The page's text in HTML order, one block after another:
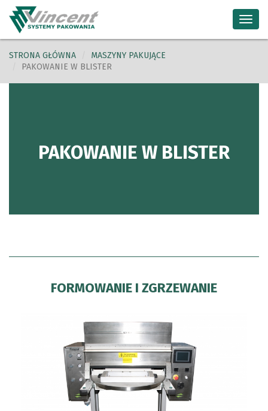
STRONA GŁÓWNA
MASZYNY PAKUJĄCE
PAKOWANIE W BLISTER
PAKOWANIE W BLISTER
FORMOWANIE I ZGRZEWANIE